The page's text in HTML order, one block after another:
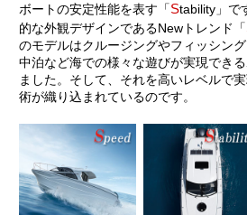
ボートの安定性能を表す「Stability」で
的な外観デザインであるNewトレンド「
のモデルはクルージングやフィッシン
中泊など海での様々な遊びが実現でき
ました。そして、それを高いレベルで
術が織り込まれているのです。